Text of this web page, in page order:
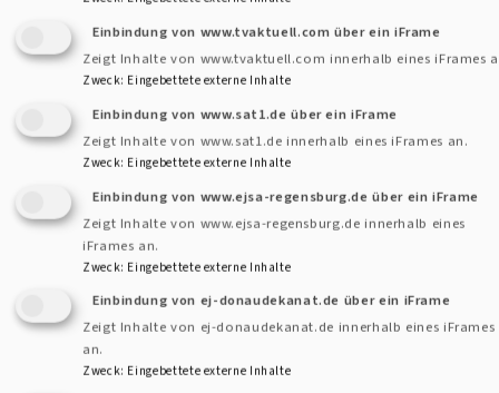
innerhalb dieser sechs Monate keine juristischen
Verfahren beginnen, in denen die Daten weiterhin
erforderlich sind.
Automatisierte Entscheidungsfindung und Profiling
Alle wesentlichen Entscheidungen zu Ihrer Bewerbung
werden von Menschen getroffen. Automatisierte
Entscheidungen, die rechtliche Wirkung entfalten oder Sie
in ähnlicher Weise beeinträchtigen können, finden nicht
statt. Ihre Daten werden auch nicht zur automatisierten
Bewertung und Vorhersage von Arbeitsleistung,
Gesundheit, Zuverlässigkeit, Interessen o.ä. verwendet.
Einbindung von www.tvaktuell.com über ein iFrame
Zeigt Inhalte von www.tvaktuell.com innerhalb eines iFrames
Zweck: Eingebettete externe Inhalte
Einbindung von www.sat1.de über ein iFrame
Zeigt Inhalte von www.sat1.de innerhalb eines iFrames an.
Zweck: Eingebettete externe Inhalte
Einbindung von www.ejsa-regensburg.de über ein iFrame
Zeigt Inhalte von www.ejsa-regensburg.de innerhalb eines
iFrames an.
Zweck: Eingebettete externe Inhalte
Einbindung von ej-donaudekanat.de über ein iFrame
Zeigt Inhalte von ej-donaudekanat.de innerhalb eines iFrames
an.
Zweck: Eingebettete externe Inhalte